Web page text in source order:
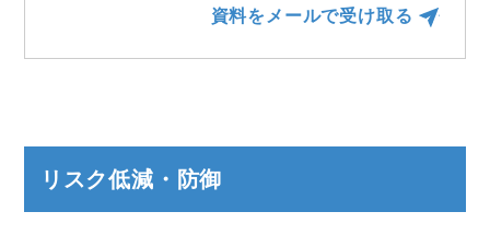
資料をメールで受け取る
リスク低減・防御